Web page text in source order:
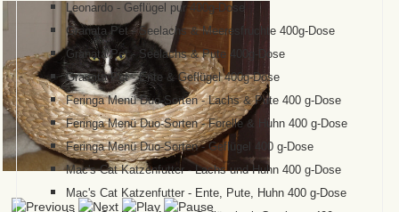
Leonardo - Geflügel pur 400g-Dose
Granata Pet - Seelachs & Meeresfrüchte 400g-Dose
Granata Pet - Seelachs & Pute 400g-Dose
Granata Pet - Ente & Geflügel 400g-Dose
Feringa Menü Duo-Sorten - Lachs & Pute 400 g-Dose
Feringa Menü Duo-Sorten - Forelle & Huhn 400 g-Dose
Feringa Menü Duo-Sorten - Geflügel 400 g-Dose
Mac's Cat Katzenfutter - Lachs und Huhn 400 g-Dose
Mac's Cat Katzenfutter - Ente, Pute, Huhn 400 g-Dose